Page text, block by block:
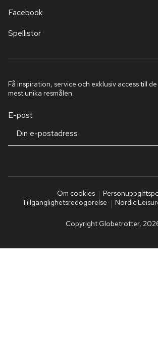
Facebook
Spellistor
Få inspiration, service och exklusiv access till
mest unika resmålen.
E-post
Om cookies
Tillgänglighetsredogörelse
Nordic
Copyright Globetrotter,